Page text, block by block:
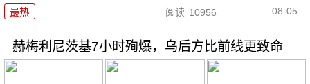
最热 阅读 10956 08-05
赫梅利尼茨基7小时殉爆，乌后方比前线更致命